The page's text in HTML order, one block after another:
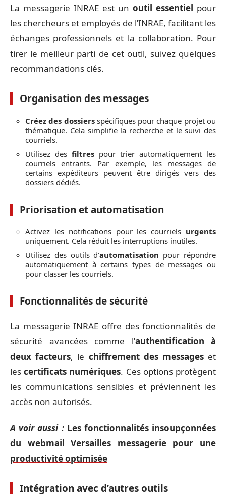
La messagerie INRAE est un outil essentiel pour
les chercheurs et employés de l’INRAE, facilitant les
échanges professionnels et la collaboration. Pour
tirer le meilleur parti de cet outil, suivez quelques
recommandations clés.
Organisation des messages
Créez des dossiersspécifiques pour chaque projet ou
thématique. Cela simplifie la recherche et le suivi des
courriels.
Utilisez des filtres pour trier automatiquement les
courriels entrants. Par exemple, les messages de
certains expéditeurs peuvent être dirigés vers des
dossiers dédiés.
Priorisation et automatisation
Activez les notifications pour les courriels urgents
uniquement. Cela réduit les interruptions inutiles.
Utilisez des outils d’automatisation pour répondre
automatiquement à certains types de messages ou
pour classer les courriels.
Fonctionnalités de sécurité
La messagerie INRAE offre des fonctionnalités de
sécurité avancées comme l’authentification à
deux facteurs, le chiffrement des messageset
lescertificats numériques. Ces options protègent
les communications sensibles et préviennent les
accès non autorisés.
A voir aussi : Les fonctionnalités insoupçonnées
du webmail Versailles messagerie pour une
productivité optimisée
Intégration avec d’autres outils